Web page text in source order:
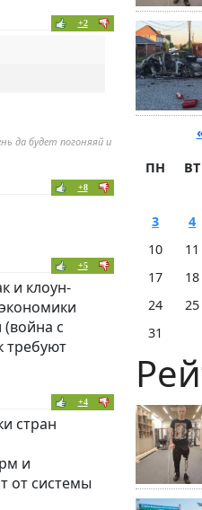
ПН ВТ
3
4
10
11
17
18
24
25
31
+2
да будет погоняяй и
+8
+5
и клоун-
(война с
требуют
+4
стран
и
от системы